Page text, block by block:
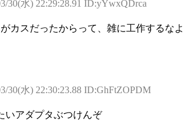
30(水) 22:29:28.91 ID:yYwxQDrca
カスだったからって、雑に工作するなよ
30(水) 22:30:23.88 ID:GhFtZOPDM
いアダプタぶつけんぞ